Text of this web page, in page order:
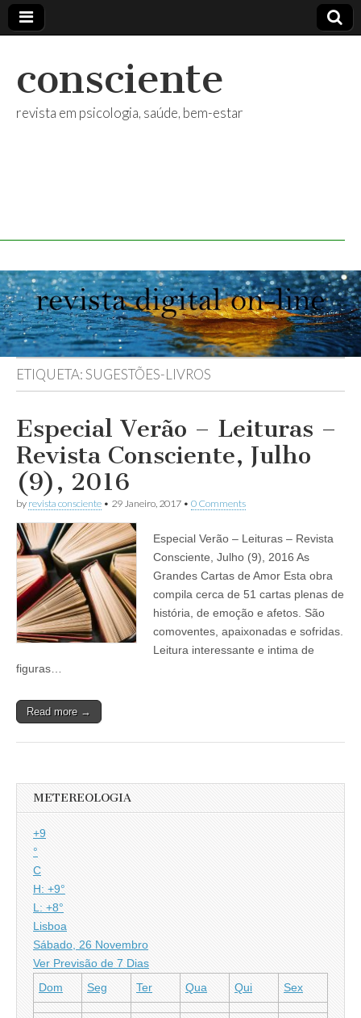
consciente
revista em psicologia, saúde, bem-estar
ETIQUETA:SUGESTÕES-LIVROS
Especial Verão – Leituras –
Revista Consciente, Julho
(9), 2016
by revista consciente • 29 Janeiro, 2017 • 0 Comments
Especial Verão – Leituras – Revista
Consciente, Julho (9), 2016 As
Grandes Cartas de Amor Esta obra
compila cerca de 51 cartas plenas de
história, de emoção e afetos. São
comoventes, apaixonadas e sofridas.
Leitura interessante e intima de
figuras…
Read more →
METEREOLOGIA
+9
°
C
H: +9°
L: +8°
Lisboa
Sábado, 26 Novembro
Ver Previsão de 7 Dias
Dom
Seg Ter Qua Qui Sex